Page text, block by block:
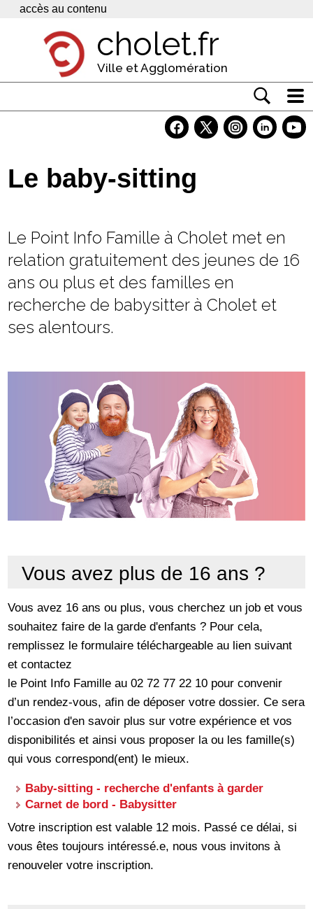
Panneau de gestion des cookies
accès au contenu
cholet.fr
Ville et Agglomération
Economie
Contacts
Le baby-sitting
Le Point Info Famille à Cholet met en
relation gratuitement des jeunes de 16
ans ou plus et des familles en
recherche de babysitter à Cholet et
ses alentours.
Vous avez plus de 16 ans ?
Vous avez 16 ans ou plus, vous cherchez un job et vous
souhaitez faire de la garde d'enfants ? Pour cela,
remplissez le formulaire téléchargeable au lien suivant
et contactez
le Point Info Famille au 02 72 77 22 10 pour convenir
d’un rendez-vous, afin de déposer votre dossier. Ce sera
l’occasion d'en savoir plus sur votre expérience et vos
disponibilités et ainsi vous proposer la ou les famille(s)
qui vous correspond(ent) le mieux.
Baby-sitting - recherche d'enfants à garder
Carnet de bord - Babysitter
Votre inscription est valable 12 mois. Passé ce délai, si
vous êtes toujours intéressé.e, nous vous invitons à
renouveler votre inscription.